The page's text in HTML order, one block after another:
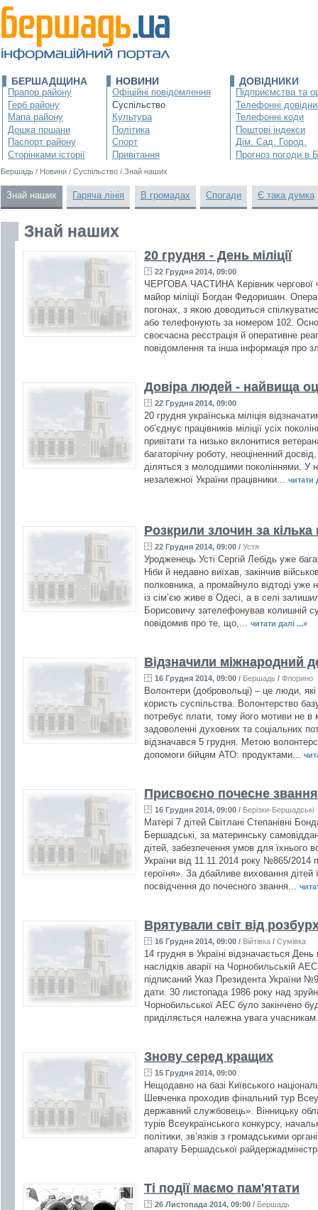
БЕРШАДЩИНА
Прапор району
Герб району
Мапа району
Дошка пошани
Паспорт району
Сторінками історії
НОВИНИ
Офіційні повідомлення
Суспільство
Культура
Політика
Спорт
Привітання
ДОВІДНИКИ
Підприємства та
Телефонні
Телефонні коди
Поштові індекси
Дім. Сад. Город.
Прогноз погоди в
Бершадь / Новини / Суспільство / Знай наших
Знай наших Гаряча лінія В громадах Спогади Є така думка
Знай наших
20 грудня - День міліції
22 Грудня 2014, 09:00
ЧЕРГОВА ЧАСТИНА Керівник чергової
майор міліції Богдан Федоришин.
погонах, з якою доводиться
або телефонують за номером 102.
своєчасна реєстрація й оперативне
повідомлення та інша інформація про
Довіра людей - найвища
22 Грудня 2014, 09:00
20 грудня українська міліція
об’єднує працівників міліції усіх
привітати та низько вклонитися
багаторічну роботу, неоціненний
діляться з молодшими поколіннями. У
незалежної України працівники...
читати
Розкрили злочин за кілька
22 Грудня 2014, 09:00 / Устя
Уродженець Усті Сергій Лебідь уже
Ніби й недавно виїхав, закінчив
полковника, а промайнуло відтоді уже
із сім’єю живе в Одесі, а в селі
Борисовичу зателефонував колишній
повідомив про те, що,...
читати далі ...»
Відзначили міжнародний
16 Грудня 2014, 09:00 / Бершадь / Флорино
Волонтери (добровольці) – це люди,
користь суспільства. Волонтерство
потребує плати, тому його мотиви не в
задоволенні духовних та соціальних
відзначався 5 грудня. Метою
допомоги бійцям АТО: продуктами...
Присвоєно почесне
16 Грудня 2014, 09:00 / Берізки-Бершадські
Матері 7 дітей Світлані Степанівні
Бершадські, за материнську
дітей, забезпечення умов для їхнього
України від 11.11.2014 року №865/2014
героїня». За дбайливе виховання дітей
посвідчення до почесного звання...
Врятували світ від
16 Грудня 2014, 09:00 / Війтівка / Сумівка
14 грудня в Україні відзначається День
наслідків аварії на Чорнобильській
підписаний Указ Президента України
дати. 30 листопада 1986 року над
Чорнобильської АЕС було закінчено
приділяється належна увага
Знову серед кращих
15 Грудня 2014, 09:00
Нещодавно на базі Київського
Шевченка проходив фінальний тур
державний службовець». Вінницьку
турів Всеукраїнського конкурсу,
політики, зв’язків з громадськими
апарату Бершадської
Ті події маємо пам'ятати
26 Листопада 2014, 09:00 / Бершадь